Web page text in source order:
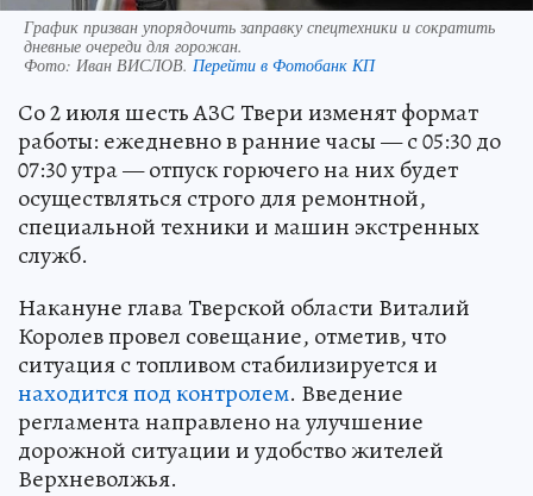
График призван упорядочить заправку спецтехники и сократить
дневные очереди для горожан.
Фото: Иван ВИСЛОВ. Перейти в Фотобанк КП
Со 2 июля шесть АЗС Твери изменят формат
работы: ежедневно в ранние часы — с 05:30 до
07:30 утра — отпуск горючего на них будет
осуществляться строго для ремонтной,
специальной техники и машин экстренных
служб.
Накануне глава Тверской области Виталий
Королев провел совещание, отметив, что
ситуация с топливом стабилизируется и
находится под контролем. Введение
регламента направлено на улучшение
дорожной ситуации и удобство жителей
Верхневолжья.